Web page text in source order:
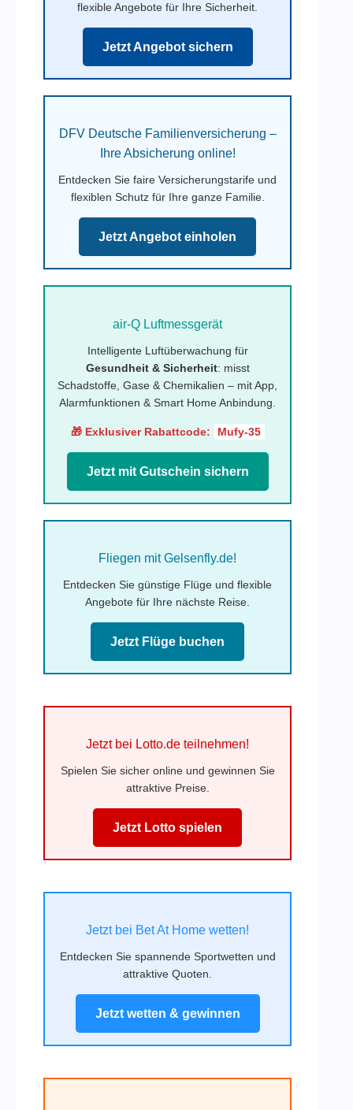
flexible Angebote für Ihre Sicherheit.
Jetzt Angebot sichern
DFV Deutsche Familienversicherung –
Ihre Absicherung online!
Entdecken Sie faire Versicherungstarife und
flexiblen Schutz für Ihre ganze Familie.
Jetzt Angebot einholen
air-Q Luftmessgerät
Intelligente Luftüberwachung für
Gesundheit & Sicherheit: misst
Schadstoffe, Gase & Chemikalien – mit App,
Alarmfunktionen & Smart Home Anbindung.
🎁 Exklusiver Rabattcode: Mufy-35
Jetzt mit Gutschein sichern
Fliegen mit Gelsenfly.de!
Entdecken Sie günstige Flüge und flexible
Angebote für Ihre nächste Reise.
Jetzt Flüge buchen
Jetzt bei Lotto.de teilnehmen!
Spielen Sie sicher online und gewinnen Sie
attraktive Preise.
Jetzt Lotto spielen
Jetzt bei Bet At Home wetten!
Entdecken Sie spannende Sportwetten und
attraktive Quoten.
Jetzt wetten & gewinnen